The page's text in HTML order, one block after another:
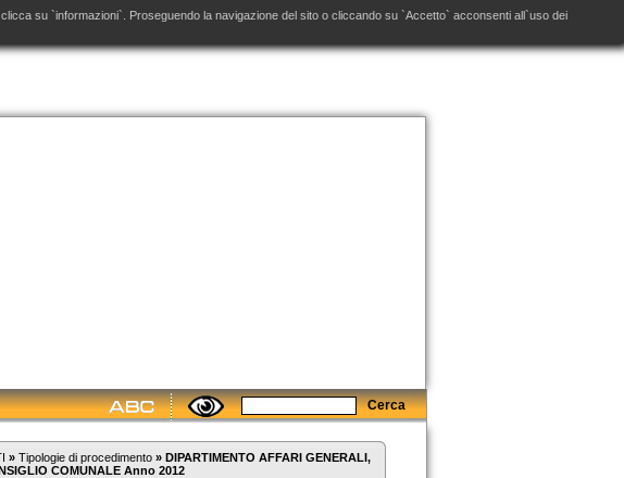
» Tipologie di procedimento » DIPARTIMENTO AFFARI GENERALI,
COMUNALE Anno 2012
su `informazioni`. Proseguendo la navigazione del sito o cliccando su `Accetto` acconsenti all`uso dei